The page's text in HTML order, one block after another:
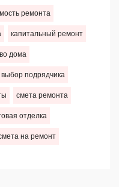
ремонта
капитальный ремонт
дома
выбор подрядчика
смета ремонта
отделка
на ремонт